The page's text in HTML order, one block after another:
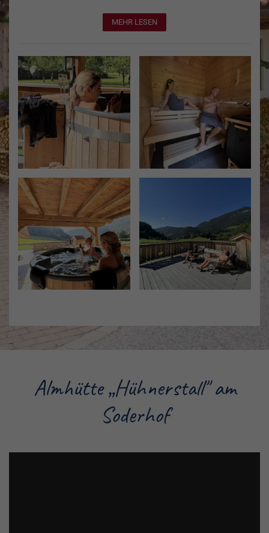
MEHR LESEN
Almhütte „Hühnerstall" am
Soderhof